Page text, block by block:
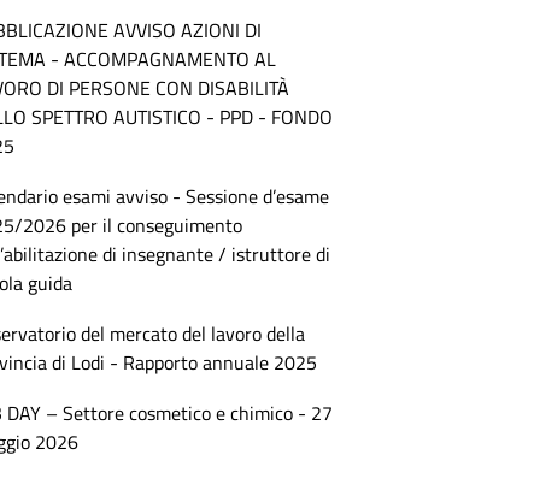
AVVISO AZIONI DI
- ACCOMPAGNAMENTO AL
DI PERSONE CON DISABILITÀ
SPETTRO AUTISTICO - PPD - FONDO
esami avviso - Sessione d’esame
2026 per il conseguimento
di insegnante / istruttore di
guida
del mercato del lavoro della
di Lodi - Rapporto annuale 2025
DAY – Settore cosmetico e chimico - 27
2026